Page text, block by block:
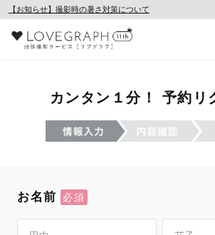
【お知らせ】撮影時の暑さ対策について
カンタン１分！ 予約リ
お名前